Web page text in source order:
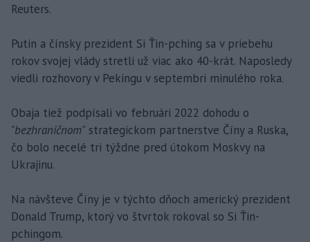
Reuters.
Putin a čínsky prezident Si Ťin-pching sa v priebehu
rokov svojej vlády stretli už viac ako 40-krát. Naposledy
viedli rozhovory v Pekingu v septembri minulého roka.
Obaja tiež podpísali vo februári 2022 dohodu o
"bezhraničnom" strategickom partnerstve Číny a Ruska,
čo bolo necelé tri týždne pred útokom Moskvy na
Ukrajinu.
Na návšteve Číny je v týchto dňoch americký prezident
Donald Trump, ktorý vo štvrtok rokoval so Si Ťin-
pchingom.